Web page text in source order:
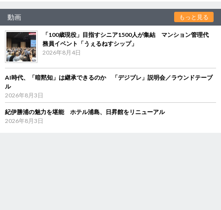
動画 もっと見る
「100歳現役」目指すシニア1500人が集結 マンション管理代
務員イベント「うぇるねすシップ」
2026年8月4日
AI時代、「暗黙知」は継承できるのか 「デジブレ」説明会／ラウンドテーブ
ル
2026年8月3日
紀伊勝浦の魅力を堪能 ホテル浦島、日昇館をリニューアル
2026年8月3日